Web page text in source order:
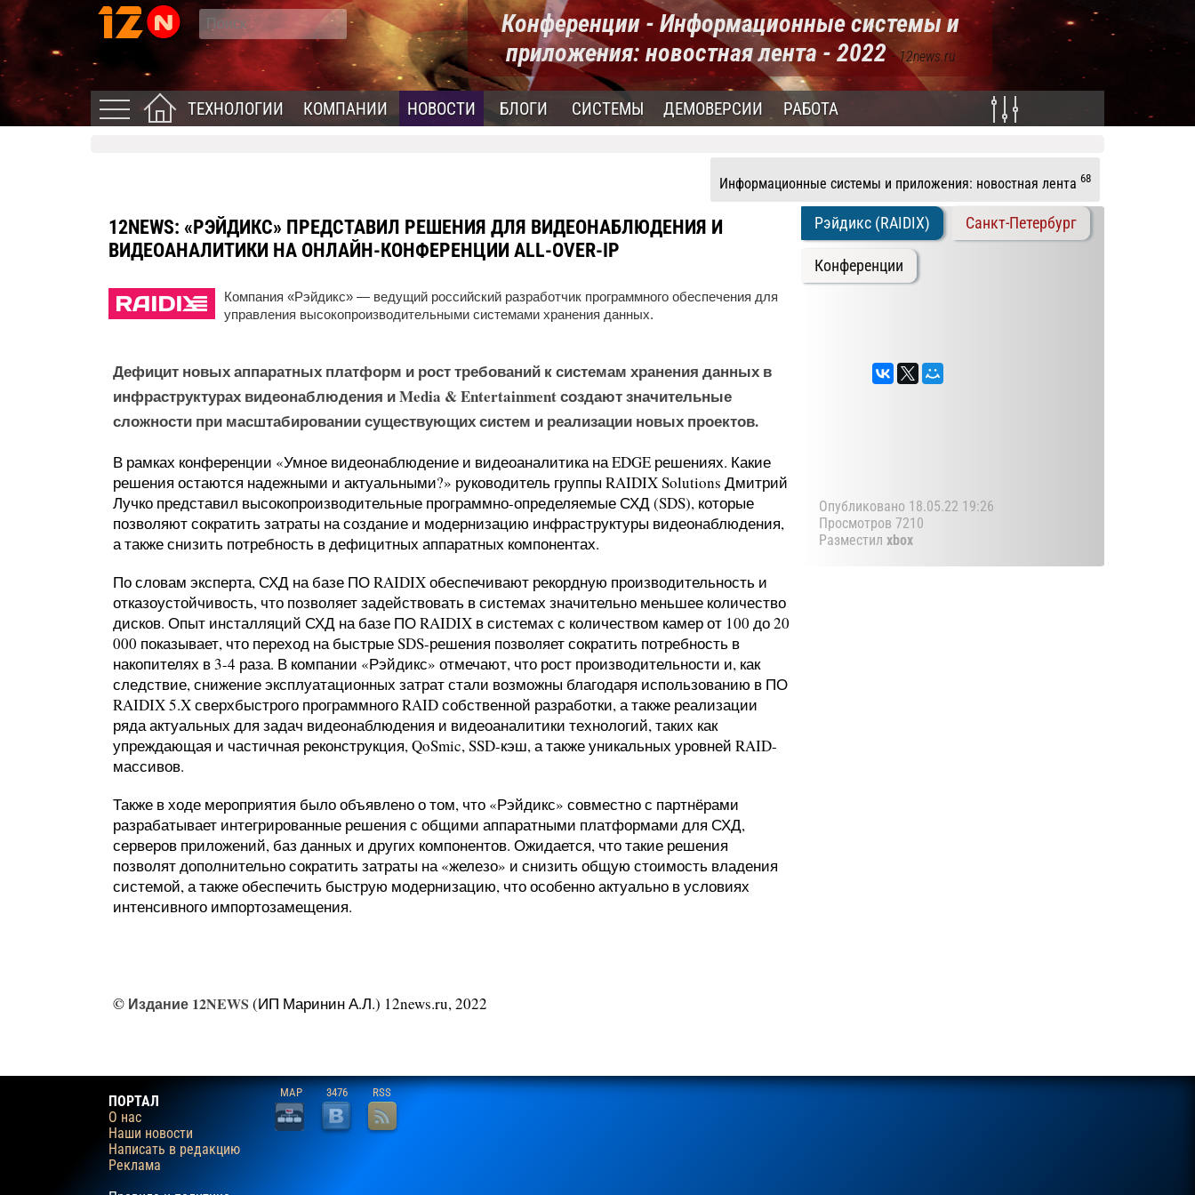
Конференции - Информационные системы и
приложения: новостная лента - 2022- 12news.ru
ТЕХНОЛОГИИ КОМПАНИИ НОВОСТИ БЛОГИ СИСТЕМЫ ДЕМОВЕРСИИ РАБОТА
Информационные системы и приложения: новостная лента 68
12NEWS: «РЭЙДИКС» ПРЕДСТАВИЛ РЕШЕНИЯ ДЛЯ ВИДЕОНАБЛЮДЕНИЯ И
ВИДЕОАНАЛИТИКИ НА ОНЛАЙН-КОНФЕРЕНЦИИ ALL-OVER-IP
Компания «Рэйдикс» — ведущий российский разработчик программного обеспечения для
управления высокопроизводительными системами хранения данных.
Дефицит новых аппаратных платформ и рост требований к системам хранения данных в
инфраструктурах видеонаблюдения и Media & Entertainment создают значительные
сложности при масштабировании существующих систем и реализации новых проектов.
В рамках конференции «Умное видеонаблюдение и видеоаналитика на EDGE решениях. Какие
решения остаются надежными и актуальными?» руководитель группы RAIDIX Solutions Дмитрий
Лучко представил высокопроизводительные программно-определяемые СХД (SDS), которые
позволяют сократить затраты на создание и модернизацию инфраструктуры видеонаблюдения,
а также снизить потребность в дефицитных аппаратных компонентах.
По словам эксперта, СХД на базе ПО RAIDIX обеспечивают рекордную производительность и
отказоустойчивость, что позволяет задействовать в системах значительно меньшее количество
дисков. Опыт инсталляций СХД на базе ПО RAIDIX в системах с количеством камер от 100 до 20
000 показывает, что переход на быстрые SDS-решения позволяет сократить потребность в
накопителях в 3-4 раза. В компании «Рэйдикс» отмечают, что рост производительности и, как
следствие, снижение эксплуатационных затрат стали возможны благодаря использованию в ПО
RAIDIX 5.X сверхбыстрого программного RAID собственной разработки, а также реализации
ряда актуальных для задач видеонаблюдения и видеоаналитики технологий, таких как
упреждающая и частичная реконструкция, QoSmic, SSD-кэш, а также уникальных уровней RAID-
массивов.
Также в ходе мероприятия было объявлено о том, что «Рэйдикс» совместно с партнёрами
разрабатывает интегрированные решения с общими аппаратными платформами для СХД,
серверов приложений, баз данных и других компонентов. Ожидается, что такие решения
позволят дополнительно сократить затраты на «железо» и снизить общую стоимость владения
системой, а также обеспечить быструю модернизацию, что особенно актуально в условиях
интенсивного импортозамещения.
© Издание 12NEWS (ИП Маринин А.Л.) 12news.ru, 2022
Рэйдикс (RAIDIX) Санкт-Петербург
Конференции
Опубликовано 18.05.22 19:26
Просмотров 7210
Разместил xbox
ПОРТАЛ
О нас
Наши новости
Написать в редакцию
Реклама
MAP 3476 RSS